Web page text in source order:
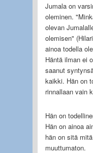
Jumala on
oleminen.
olevan
olemisen"
ainoa todella
Häntä ilman ei
saanut
kaikki. Hän on
rinnallaan vain
Hän on
Hän on ainoa
hän on sitä
muuttumaton.